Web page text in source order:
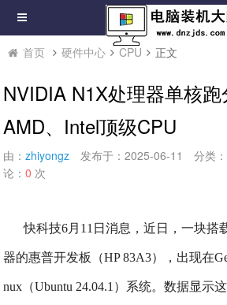
首页 硬件中心 CPU 正文
NVIDIA N1X处理器单核
AMD、Intel顶级CPU
由：zhiyongz 发布于：2025-06-11 分类：
论：0 次
快科技6月11日消息，近日，一块搭
器的惠普开发板（HP 83A3），出现在
nux（Ubuntu 24.04.1）系统。数据显示